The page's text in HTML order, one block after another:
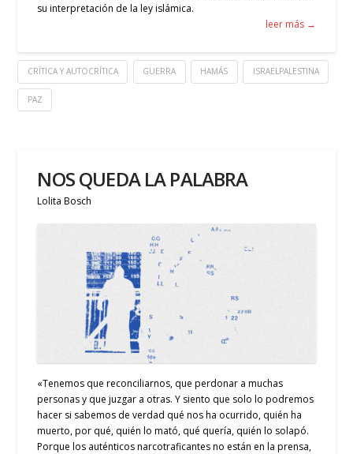
su interpretación de la ley islámica.
leer más →
CRÍTICA Y AUTOCRÍTICA GUERRA HAMÁS ISRAELPALESTINA
PAZ
NOS QUEDA LA PALABRA
Lolita Bosch
«Tenemos que reconciliarnos, que perdonar a muchas
personas y que juzgar a otras. Y siento que solo lo podremos
hacer si sabemos de verdad qué nos ha ocurrido, quién ha
muerto, por qué, quién lo mató, qué quería, quién lo solapó.
Porque los auténticos narcotraficantes no están en la prensa,